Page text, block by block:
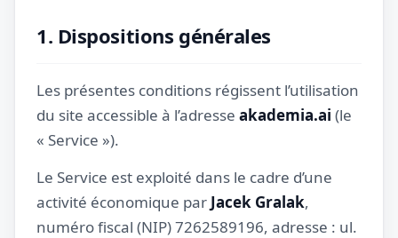
1. Dispositions générales
Les présentes conditions régissent l’utilisation
du site accessible à l’adresse akademia.ai (le
« Service »).
Le Service est exploité dans le cadre d’une
activité économique par Jacek Gralak,
numéro fiscal (NIP) 7262589196, adresse : ul.